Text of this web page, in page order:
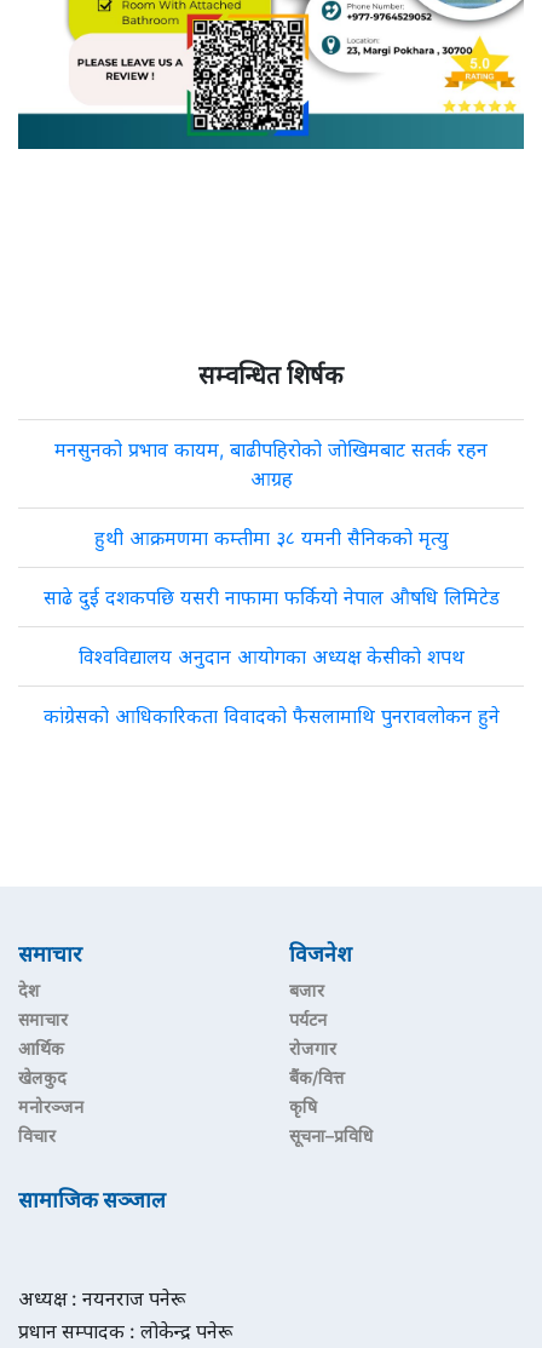
सम्वन्धित शिर्षक
मनसुनको प्रभाव कायम, बाढीपहिरोको जोखिमबाट सतर्क रहन
आग्रह
हुथी आक्रमणमा कम्तीमा ३८ यमनी सैनिकको मृत्यु
साढे दुई दशकपछि यसरी नाफामा फर्कियो नेपाल औषधि लिमिटेड
विश्वविद्यालय अनुदान आयोगका अध्यक्ष केसीको शपथ
कांग्रेसको आधिकारिकता विवादको फैसलामाथि पुनरावलोकन हुने
समाचार
देश
समाचार
आर्थिक
खेलकुद
मनोरञ्जन
विचार
विजनेश
बजार
पर्यटन
रोजगार
बैंक/वित्त
कृषि
सूचना–प्रविधि
सामाजिक सञ्जाल
अध्यक्ष : नयनराज पनेरू
प्रधान सम्पादक : लोकेन्द्र पनेरू